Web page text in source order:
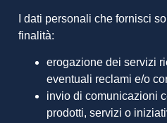
I dati personali che fornisci
finalità:
erogazione dei servizi
eventuali reclami e/o
invio di comunicazioni
prodotti, servizi o